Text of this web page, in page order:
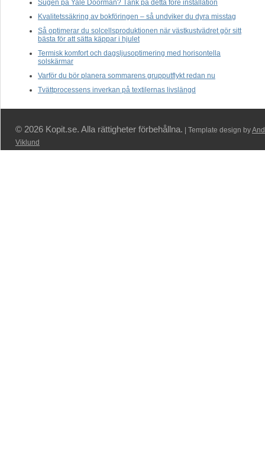
Sugen på Yale Doorman? Tänk på detta före installation
Kvalitetssäkring av bokföringen – så undviker du dyra misstag
Så optimerar du solcellsproduktionen när västkustvädret gör sitt
bästa för att sätta käppar i hjulet
Termisk komfort och dagsljusoptimering med horisontella
solskärmar
Varför du bör planera sommarens grupputflykt redan nu
Tvättprocessens inverkan på textilernas livslängd
© 2026 Kopit.se. Alla rättigheter förbehållna. | Template design by
Viklund